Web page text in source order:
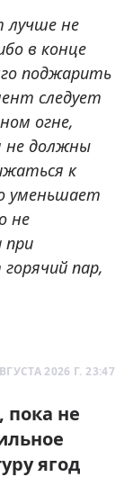
лучше не
в конце
поджарить
следует
огне,
не должны
к
уменьшает
не
при
пар,
2026 Г. 23:47
пока не
ягод